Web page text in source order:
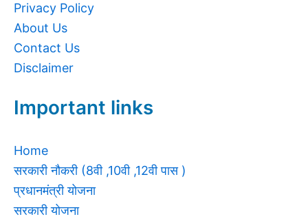
Privacy Policy
About Us
Contact Us
Disclaimer
Important links
Home
सरकारी नौकरी (8वी ,10वी ,12वी पास )
प्रधानमंत्री योजना
सरकारी योजना